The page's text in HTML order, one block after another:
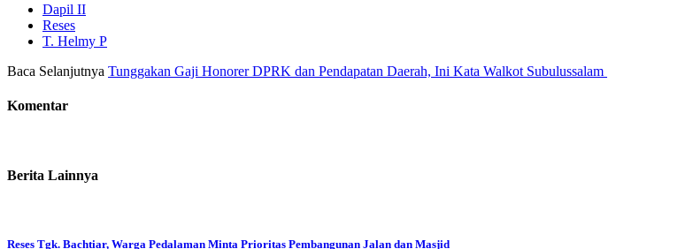
Dapil II
Reses
T. Helmy P
Baca Selanjutnya Tunggakan Gaji Honorer DPRK dan Pendapatan Daerah, Ini Kata Walkot Subulussalam
Komentar
Berita Lainnya
Reses Tgk. Bachtiar, Warga Pedalaman Minta Prioritas Pembangunan Jalan dan Masjid